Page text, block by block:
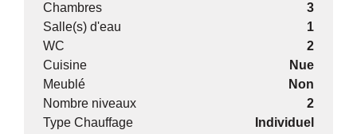
Chambres
3
Salle(s) d'eau
1
WC
2
Cuisine
Nue
Meublé
Non
Nombre niveaux
2
Type Chauffage
Individuel